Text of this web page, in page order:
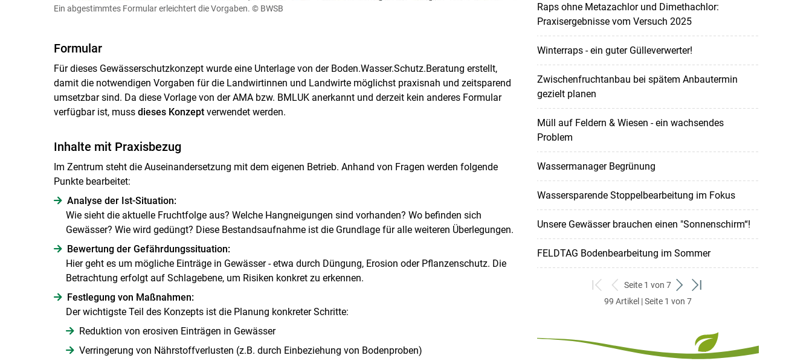
Skip to main content
Ein abgestimmtes Formular erleichtert die Vorgaben. © BWSB
Formular
Für dieses Gewässerschutzkonzept wurde eine Unterlage von der Boden.Wasser.Schutz.Beratung erstellt,
damit die notwendigen Vorgaben für die Landwirtinnen und Landwirte möglichst praxisnah und zeitsparend
umsetzbar sind. Da diese Vorlage von der AMA bzw. BMLUK anerkannt und derzeit kein anderes Formular
verfügbar ist, muss dieses Konzeptverwendet werden.
Inhalte mit Praxisbezug
Im Zentrum steht die Auseinandersetzung mit dem eigenen Betrieb. Anhand von Fragen werden folgende
Punkte bearbeitet:
Analyse der Ist-Situation:
Wie sieht die aktuelle Fruchtfolge aus? Welche Hangneigungen sind vorhanden? Wo befinden sich
Gewässer? Wie wird gedüngt? Diese Bestandsaufnahme ist die Grundlage für alle weiteren Überlegungen.
Bewertung der Gefährdungssituation:
Hier geht es um mögliche Einträge in Gewässer - etwa durch Düngung, Erosion oder Pflanzenschutz. Die
Betrachtung erfolgt auf Schlagebene, um Risiken konkret zu erkennen.
Festlegung von Maßnahmen:
Der wichtigste Teil des Konzepts ist die Planung konkreter Schritte:
Reduktion von erosiven Einträgen in Gewässer
Verringerung von Nährstoffverlusten (z.B. durch Einbeziehung von Bodenproben)
Raps ohne Metazachlor und Dimethachlor:
Praxisergebnisse vom Versuch 2025
Winterraps - ein guter Gülleverwerter!
Zwischenfruchtanbau bei spätem Anbautermin
gezielt planen
Müll auf Feldern & Wiesen - ein wachsendes
Problem
Wassermanager Begrünung
Wassersparende Stoppelbearbeitung im Fokus
Unsere Gewässer brauchen einen "Sonnenschirm“!
FELDTAG Bodenbearbeitung im Sommer
zum
ersten
zurück
zum
Seite 1 von 7
weiter
zum
zum
99 Artikel | Seite 1 von 7